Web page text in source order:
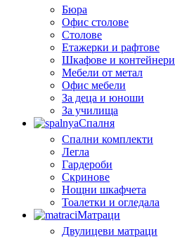
Бюра
Офис столове
Столове
Етажерки и рафтове
Шкафове и контейнери
Мебели от метал
Офис мебели
За деца и юноши
За училища
Спалня
Спални комплекти
Легла
Гардероби
Скринове
Нощни шкафчета
Тоалетки и огледала
Матраци
Двулицеви матраци